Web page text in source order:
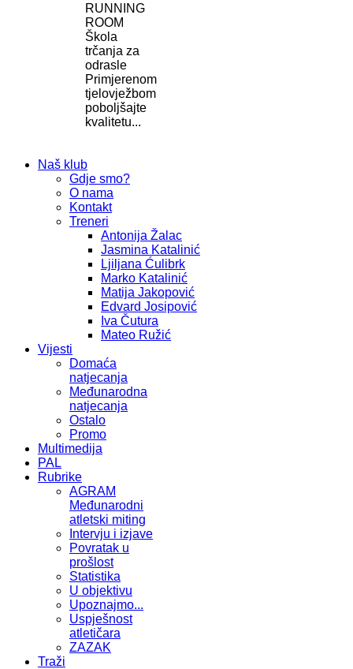
RUNNING
ROOM
Škola
trčanja za
odrasle
Primjerenom
tjelovježbom
poboljšajte
kvalitetu...
Naš klub
Gdje smo?
O nama
Kontakt
Treneri
Antonija Žalac
Jasmina Katalinić
Ljiljana Ćulibrk
Marko Katalinić
Matija Jakopović
Edvard Josipović
Iva Čutura
Mateo Ružić
Vijesti
Domaća
natjecanja
Međunarodna
natjecanja
Ostalo
Promo
Multimedija
PAL
Rubrike
AGRAM
Međunarodni
atletski miting
Intervju i izjave
Povratak u
prošlost
Statistika
U objektivu
Upoznajmo...
Uspješnost
atletičara
ZAZAK
Traži